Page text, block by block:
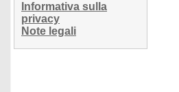
Informativa sulla
privacy
Note legali